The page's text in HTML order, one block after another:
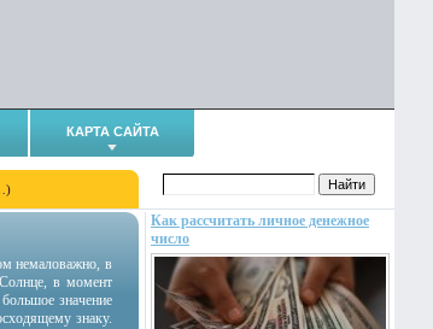
КАРТА САЙТА
Как рассчитать личное денежное
число
немаловажно, в
Солнце, в момент
значение
знаку.